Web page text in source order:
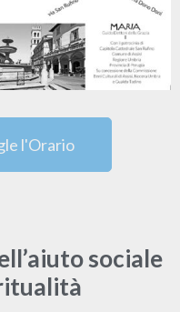
l'Orario
sociale